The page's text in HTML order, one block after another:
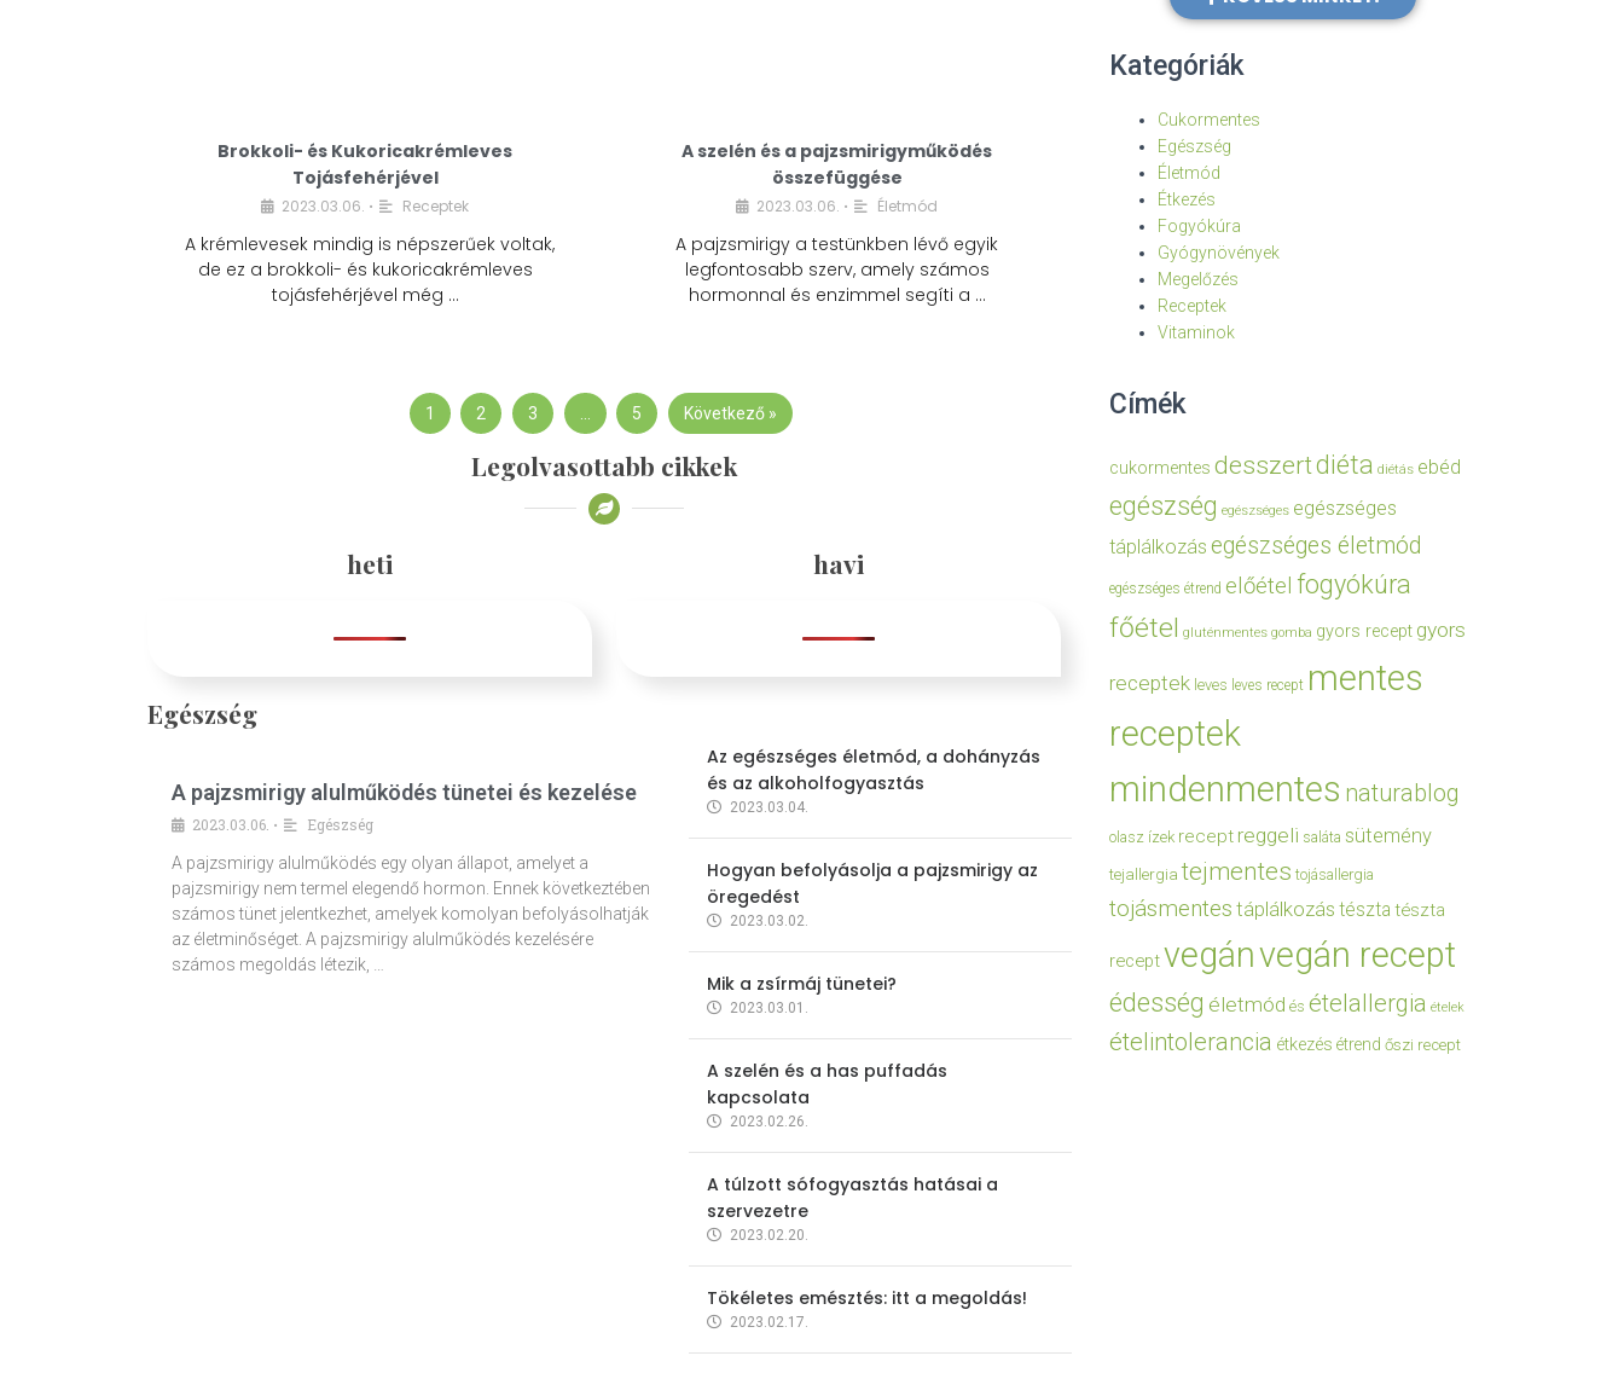
Brokkoli- és Kukoricakrémleves
Tojásfehérjével
2023.03.06. • Receptek
A krémlevesek mindig is népszerűek voltak,
de ez a brokkoli- és kukoricakrémleves
tojásfehérjével még …
A szelén és a pajzsmirigyműködés
összefüggése
2023.03.06. • Életmód
A pajzsmirigy a testünkben lévő egyik
legfontosabb szerv, amely számos
hormonnal és enzimmel segíti a …
1 2 3 5 Következő »
Legolvasottabb cikkek
heti havi
Egészség
A pajzsmirigy alulműködés tünetei és kezelése
2023.03.06. •
Egészség
A pajzsmirigy alulműködés egy olyan állapot, amelyet a
pajzsmirigy nem termel elegendő hormon. Ennek következtében
számos tünet jelentkezhet, amelyek komolyan befolyásolhatják
az életminőséget. A pajzsmirigy alulműködés kezelésére
számos megoldás létezik, …
Az egészséges életmód, a dohányzás
és az alkoholfogyasztás
2023.03.04.
Hogyan befolyásolja a pajzsmirigy az
öregedést
2023.03.02.
Mik a zsírmáj tünetei?
2023.03.01.
A szelén és a has puffadás
kapcsolata
2023.02.26.
A túlzott sófogyasztás hatásai a
szervezetre
2023.02.20.
Tökéletes emésztés: itt a megoldás!
2023.02.17.
Kategóriák
Cukormentes
Egészség
Életmód
Étkezés
Fogyókúra
Gyógynövények
Megelőzés
Receptek
Vitaminok
Címék
cukormentes desszertdiéta diétás ebéd
egészség egészséges egészséges
táplálkozás egészséges életmód
egészséges étrend előétel fogyókúra
főétel gluténmentes gomba gyors recept gyors
receptek leves leves recept mentes
receptek
mindenmentes naturablog
olasz ízek recept reggeli saláta sütemény
tejallergia tejmentes tojásallergia
tojásmentes táplálkozás tészta tészta
receptvegánvegán recept
édesség életmód és ételallergia ételek
ételintolerancia étkezés étrend őszi recept